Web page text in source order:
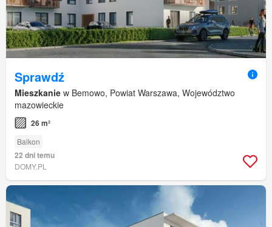
Sprawdź
Mieszkanie w Bemowo, Powiat Warszawa, Województwo
mazowieckie
26 m²
Balkon
22 dni temu
DOMY.PL